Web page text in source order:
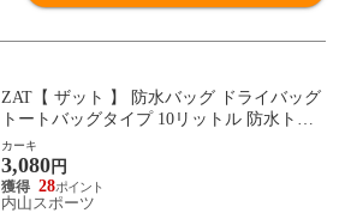
ZAT【 ザット 】 防水バッグ ドライバッグ
トートバッグタイプ 10リットル 防水トー
トバッグ 2026年継続モデル【 防水バック
トートバッグ トートバック 無縫製バッグ
モリト MORITO 】【翌日配達対象】[自社]
カーキ
3,080円
28
内山スポーツ